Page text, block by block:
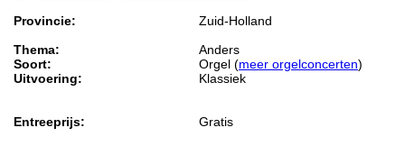
Provincie:
Zuid-Holland
Thema:
Anders
Soort:
Orgel (meer orgelconcerten)
Uitvoering:
Klassiek
Entreeprijs: Gratis